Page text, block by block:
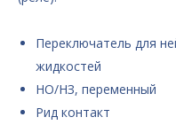
Переключатель для
жидкостей
НО/НЗ, переменный
Рид контакт